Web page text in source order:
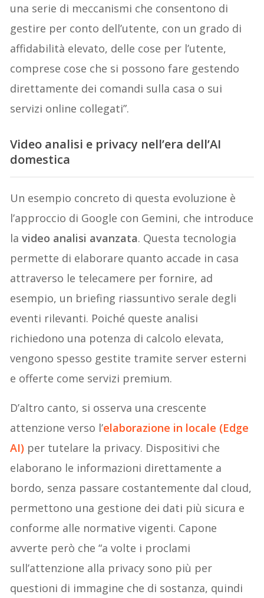
una serie di meccanismi che consentono di
gestire per conto dell’utente, con un grado di
affidabilità elevato, delle cose per l’utente,
comprese cose che si possono fare gestendo
direttamente dei comandi sulla casa o sui
servizi online collegati”.
Video analisi e privacy nell’era dell’AI
domestica
Un esempio concreto di questa evoluzione è
l’approccio di Google con Gemini, che introduce
lavideo analisi avanzata. Questa tecnologia
permette di elaborare quanto accade in casa
attraverso le telecamere per fornire, ad
esempio, un briefing riassuntivo serale degli
eventi rilevanti. Poiché queste analisi
richiedono una potenza di calcolo elevata,
vengono spesso gestite tramite server esterni
e offerte come servizi premium.
D’altro canto, si osserva una crescente
attenzione verso l’elaborazione in locale (Edge
AI) per tutelare la privacy. Dispositivi che
elaborano le informazioni direttamente a
bordo, senza passare costantemente dal cloud,
permettono una gestione dei dati più sicura e
conforme alle normative vigenti. Capone
avverte però che “a volte i proclami
sull’attenzione alla privacy sono più per
questioni di immagine che di sostanza, quindi